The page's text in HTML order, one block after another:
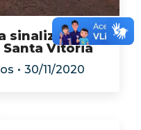
sinalização
Vitória
30/11/2020